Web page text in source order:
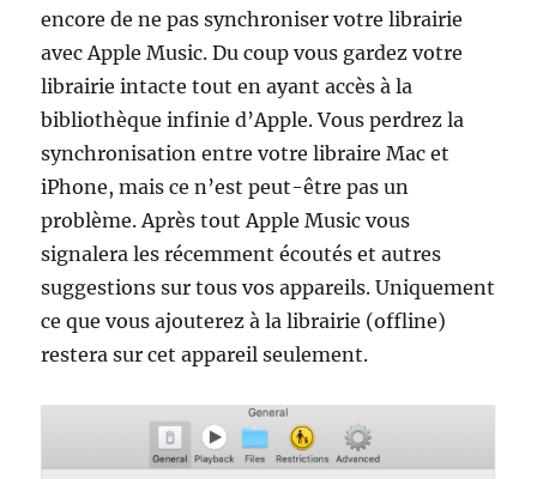
encore de ne pas synchroniser votre librairie
avec Apple Music. Du coup vous gardez votre
librairie intacte tout en ayant accès à la
bibliothèque infinie d’Apple. Vous perdrez la
synchronisation entre votre libraire Mac et
iPhone, mais ce n’est peut-être pas un
problème. Après tout Apple Music vous
signalera les récemment écoutés et autres
suggestions sur tous vos appareils. Uniquement
ce que vous ajouterez à la librairie (offline)
restera sur cet appareil seulement.